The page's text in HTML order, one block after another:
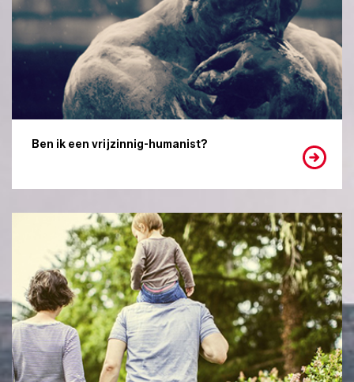
Ben ik een vrijzinnig-humanist?